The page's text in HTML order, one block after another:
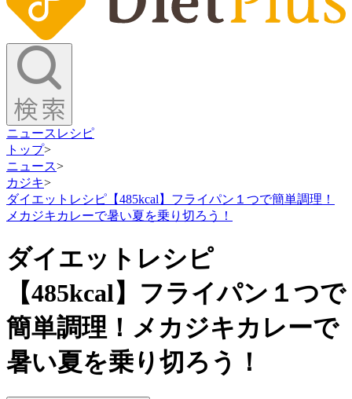
ニュース レシピ
トップ>
ニュース>
カジキ>
ダイエットレシピ【485kcal】フライパン１つで簡単調理！
メカジキカレーで暑い夏を乗り切ろう！
ダイエットレシピ
【485kcal】フライパン１つで
簡単調理！メカジキカレーで
暑い夏を乗り切ろう！